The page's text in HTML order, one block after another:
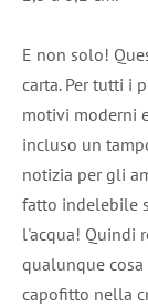
E non solo!
carta. Per tutti i
motivi moderni
incluso un
notizia per gli
fatto indelebile
l'acqua! Quindi
qualunque
capofitto nella